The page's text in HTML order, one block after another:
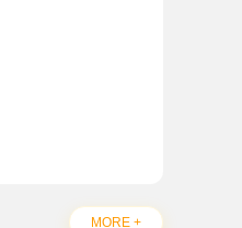
MORE +